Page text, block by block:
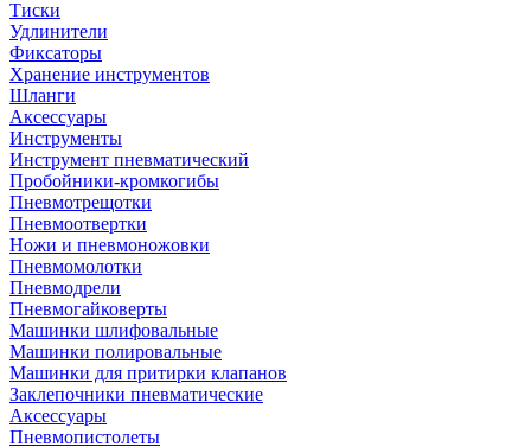
Тиски
Удлинители
Фиксаторы
Хранение инструментов
Шланги
Аксессуары
Инструменты
Инструмент пневматический
Пробойники-кромкогибы
Пневмотрещотки
Пневмоотвертки
Ножи и пневмоножовки
Пневмомолотки
Пневмодрели
Пневмогайковерты
Машинки шлифовальные
Машинки полировальные
Машинки для притирки клапанов
Заклепочники пневматические
Аксессуары
Пневмопистолеты